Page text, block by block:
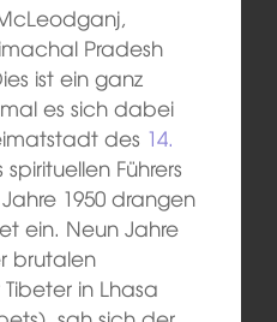
Pradesh
ist ein ganz
es sich dabei
des 14.
spirituellen Führers
1950 drangen
ein. Neun Jahre
brutalen
in Lhasa